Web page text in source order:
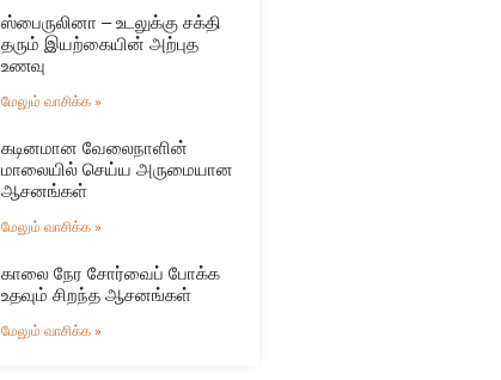
ஸ்பைருலினா – உடலுக்கு சக்தி
தரும் இயற்கையின் அற்புத
உணவு
மேலும் வாசிக்க »
கடினமான வேலைநாளின்
மாலையில் செய்ய அருமையான
ஆசனங்கள்
மேலும் வாசிக்க »
காலை நேர சோர்வைப் போக்க
உதவும் சிறந்த ஆசனங்கள்
மேலும் வாசிக்க »